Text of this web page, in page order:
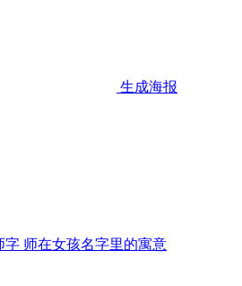
生成海报
字 师在女孩名字里的寓意